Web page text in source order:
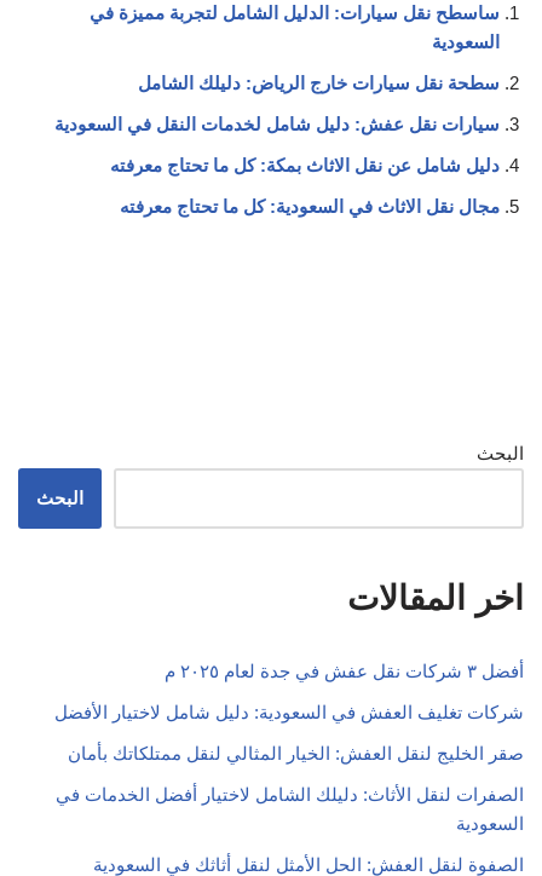
ساسطح نقل سيارات: الدليل الشامل لتجربة مميزة في
السعودية
سطحة نقل سيارات خارج الرياض: دليلك الشامل
سيارات نقل عفش: دليل شامل لخدمات النقل في السعودية
دليل شامل عن نقل الاثاث بمكة: كل ما تحتاج معرفته
مجال نقل الاثاث في السعودية: كل ما تحتاج معرفته
البحث
البحث
اخر المقالات
أفضل ٣ شركات نقل عفش في جدة لعام ٢٠٢٥ م
شركات تغليف العفش في السعودية: دليل شامل لاختيار الأفضل
صقر الخليج لنقل العفش: الخيار المثالي لنقل ممتلكاتك بأمان
الصفرات لنقل الأثاث: دليلك الشامل لاختيار أفضل الخدمات في
السعودية
الصفوة لنقل العفش: الحل الأمثل لنقل أثاثك في السعودية